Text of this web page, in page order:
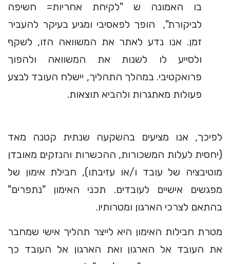
בו האמונה ש "לקיחת אחריות= חשיפה
לביקורת", הופך לפאסיבי ומגיע בעיקר להעביר
זמן. אנו נדע לאתר את המשוואה הזו, לשקף
ולסייע לו לשנות את המשוואה ולהפוך
פרואקטיבי. במהלך התהליך, יישלח העובד לבצע
פעולות מאתגרות ולהביא תוצאות.
לפיכך, אנו מציעים בהשקעה שנתית קטנה מאד
(יחסית לעלות המשכורות, ההכשרות והנזקים מאובדן
מוטיבציה של עובד ו/או עזיבתו), חבילת אימון של
מפגשים אישיים לעובדים. תכני האימון "נתפרים"
בהתאם לצרכי הארגון ומטרותיו.
מטרת חבילות האימון היא לייצר תהליך אישי שמחבר
את העובד אל הארגון ואת הארגון אל העובד כך